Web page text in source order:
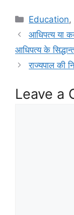
c
e
b
o
k
itt
er
Categories
Education,
आधिपत्य या
आधिपत्य के
राज्यपाल की
Leave a